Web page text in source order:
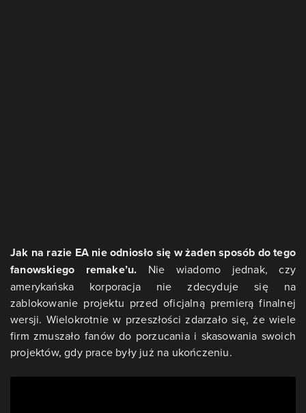
Jak na razie EA nie odniosło się w żaden sposób do tego
fanowskiego remake’u. Nie wiadomo jednak, czy
amerykańska korporacja nie zdecyduje się na
zablokowanie projektu przed oficjalną premierą finalnej
wersji. Wielokrotnie w przeszłości zdarzało się, że wiele
firm zmuszało fanów do porzucania i skasowania swoich
projektów, gdy prace były już na ukończeniu.